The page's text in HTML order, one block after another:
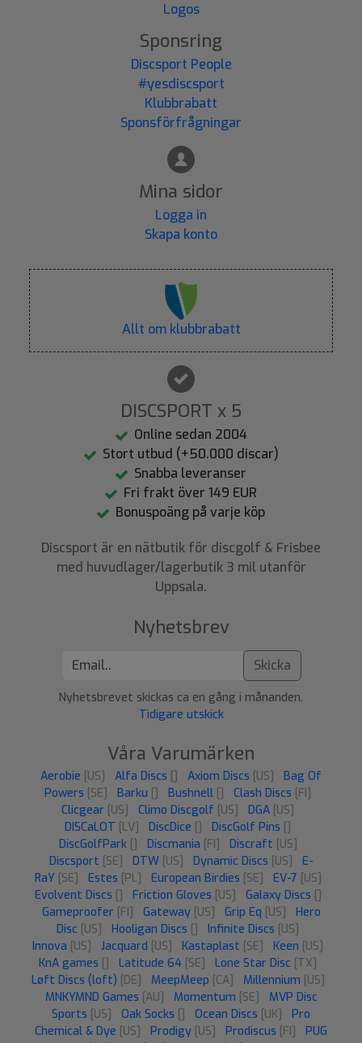
Logos
Sponsring
Discsport People
#yesdiscsport
Klubbrabatt
Sponsförfrågningar
Mina sidor
Logga in
Skapa konto
Allt om klubbrabatt
DISCSPORT x 5
Online sedan 2004
Stort utbud (+50.000 discar)
Snabba leveranser
Fri frakt över 149 EUR
Bonuspoäng på varje köp
Discsport är en nätbutik för discgolf & Frisbee
med huvudlager/lagerbutik 3 mil utanför
Uppsala.
Nyhetsbrev
Skicka
Nyhetsbrevet skickas ca en gång i månanden.
Tidigare utskick
Våra Varumärken
Aerobie [US] Alfa Discs Axiom Discs [US]
Bag Of
Powers [SE] Barku Bushnell Clash Discs [FI]
Clicgear [US] Climo Discgolf [US] DGA [US]
DISCaLOT [LV] DiscDice DiscGolf Pins
DiscGolfPark
Discmania [FI] Discraft [US]
Discsport [SE] DTW [US] Dynamic Discs [US]
E-
RaY [SE] Estes [PL] European Birdies [SE] EV-7 [US]
Evolvent Discs
Friction Gloves [US] Galaxy Discs
Gameproofer [FI] Gateway [US] Grip Eq [US]
Hero
Disc [US] Hooligan Discs Infinite Discs [US]
Innova [US] Jacquard [US] Kastaplast [SE] Keen [US]
KnA games
Latitude 64 [SE] Lone Star Disc [TX]
Løft Discs (loft) [DE] MeepMeep [CA] Millennium [US]
MNKYMND Games [AU] Momentum [SE]
MVP Disc
Sports [US] Oak Socks Ocean Discs [UK]
Pro
Chemical & Dye [US] Prodigy [US] Prodiscus [FI]
PUG